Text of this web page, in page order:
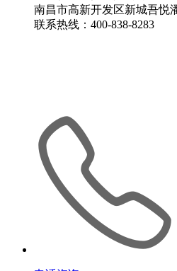
南昌市高新开发区新城吾悦
联系热线：400-838-8283